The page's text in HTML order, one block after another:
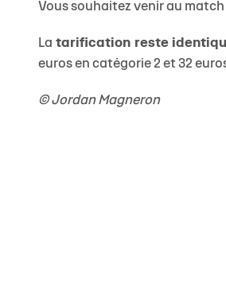
Vous souhaitez venir au
Latarification reste
euros en catégorie 2 et 32
© Jordan Magneron